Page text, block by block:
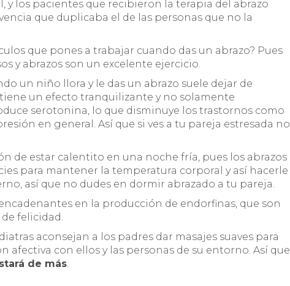
y los pacientes que recibieron la terapia del abrazo
que duplicaba el de las personas que no la
que pones a trabajar cuando das un abrazo? Pues
y abrazos son un excelente ejercicio.
un niño llora y le das un abrazo suele dejar de
tiene un efecto tranquilizante y no solamente
serotonina, lo que disminuye los trastornos como
en general. Así que si ves a tu pareja estresada no
de estar calentito en una noche fría, pues los abrazos
para mantener la temperatura corporal y así hacerle
así que no dudes en dormir abrazado a tu pareja.
en la producción de endorfinas, que son
de felicidad.
aconsejan a los padres dar masajes suaves para
afectiva con ellos y las personas de su entorno. Así que
de más.